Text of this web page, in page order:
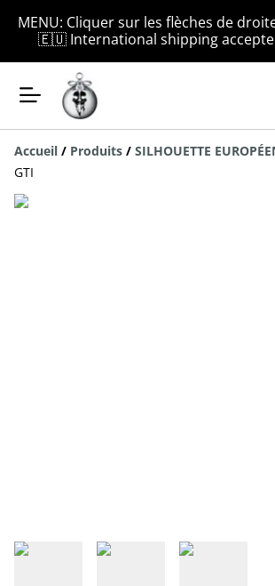
MENU: Cliquer sur les flèches de
🇪🇺 International shipping
Accueil / Produits / SILHOUETTE
GTI